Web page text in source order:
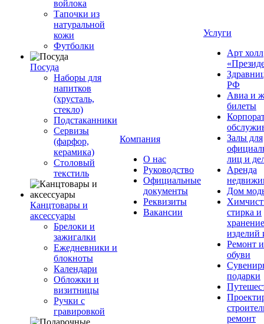
войлока
Тапочки из
натуральной
кожи
Футболки
Посуда
Наборы для
напитков
(хрусталь,
стекло)
Подстаканники
Сервизы
(фарфор,
керамика)
Столовый
текстиль
Канцтовары и
аксессуары
Брелоки и
зажигалки
Ежедневники и
блокноты
Календари
Обложки и
визитницы
Ручки с
гравировкой
Компания
О нас
Руководство
Официальные
документы
Реквизиты
Вакансии
Услуги
Арт холл
РФ
Авиа и
билеты
Залы для
лиц и
Аренда
Дом
стирка и
хранение
изделий
Ремонт
обуви
подарки
ремонт